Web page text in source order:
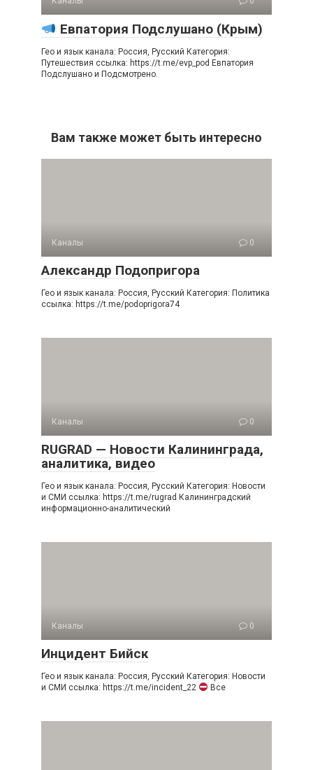
Евпатория Подслушано (Крым)
Гео и язык канала: Россия, Русский Категория:
Путешествия ссылка: https://t.me/evp_pod Евпатория
Подслушано и Подсмотрено.
Вам также может быть интересно
Каналы 0
Александр Подопригора
Гео и язык канала: Россия, Русский Категория: Политика
ссылка: https://t.me/podoprigora74
Каналы 0
RUGRAD — Новости Калининграда,
аналитика, видео
Гео и язык канала: Россия, Русский Категория: Новости
и СМИ ссылка: https://t.me/rugrad Калининградский
информационно-аналитический
Каналы 0
Инцидент Бийск
Гео и язык канала: Россия, Русский Категория: Новости
и СМИ ссылка: https://t.me/incident_22
Все